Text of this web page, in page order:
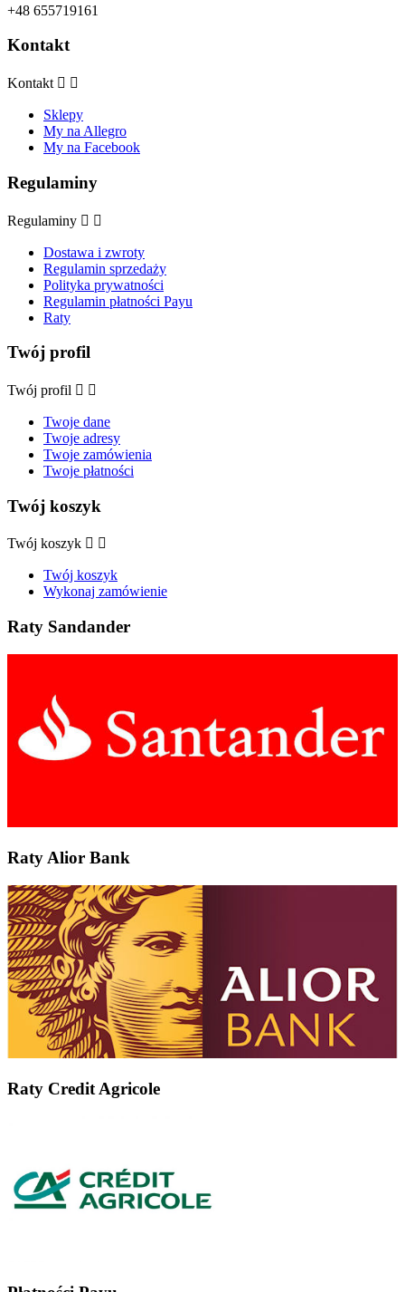
+48 655719161
Kontakt
Kontakt  
Sklepy
My na Allegro
My na Facebook
Regulaminy
Regulaminy  
Dostawa i zwroty
Regulamin sprzedaży
Polityka prywatności
Regulamin płatności Payu
Raty
Twój profil
Twój profil  
Twoje dane
Twoje adresy
Twoje zamówienia
Twoje płatności
Twój koszyk
Twój koszyk  
Twój koszyk
Wykonaj zamówienie
Raty Sandander
Raty Alior Bank
Raty Credit Agricole